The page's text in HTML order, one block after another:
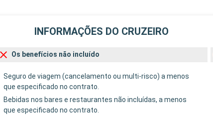
INFORMAÇÕES DO CRUZEIRO
Os benefícios não incluído
Seguro de viagem (cancelamento ou multi-risco) a menos
que especificado no contrato.
Bebidas nos bares e restaurantes não incluídas, a menos
que especificado no contrato.